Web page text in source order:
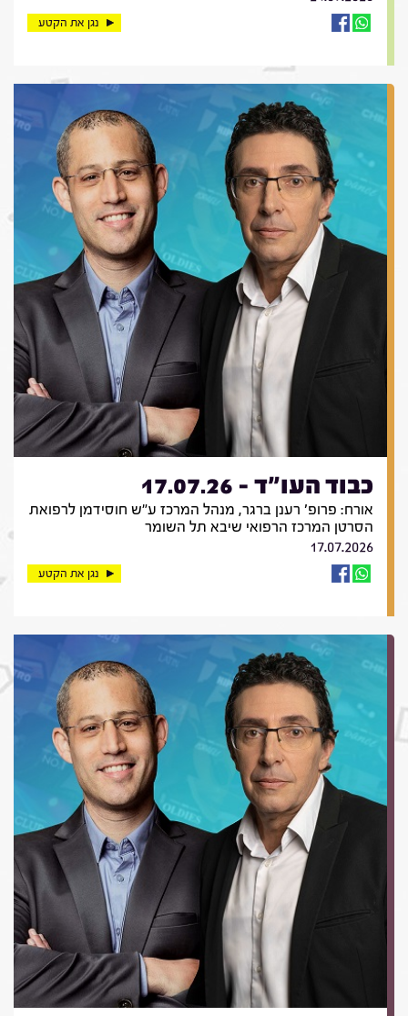
נגן את הקטע
כבוד העו"ד - 17.07.26
אורח: פרופ' רענן ברגר, מנהל המרכז ע"ש חוסידמן לרפואת
הסרטן המרכז הרפואי שיבא תל השומר
17.07.2026
נגן את הקטע